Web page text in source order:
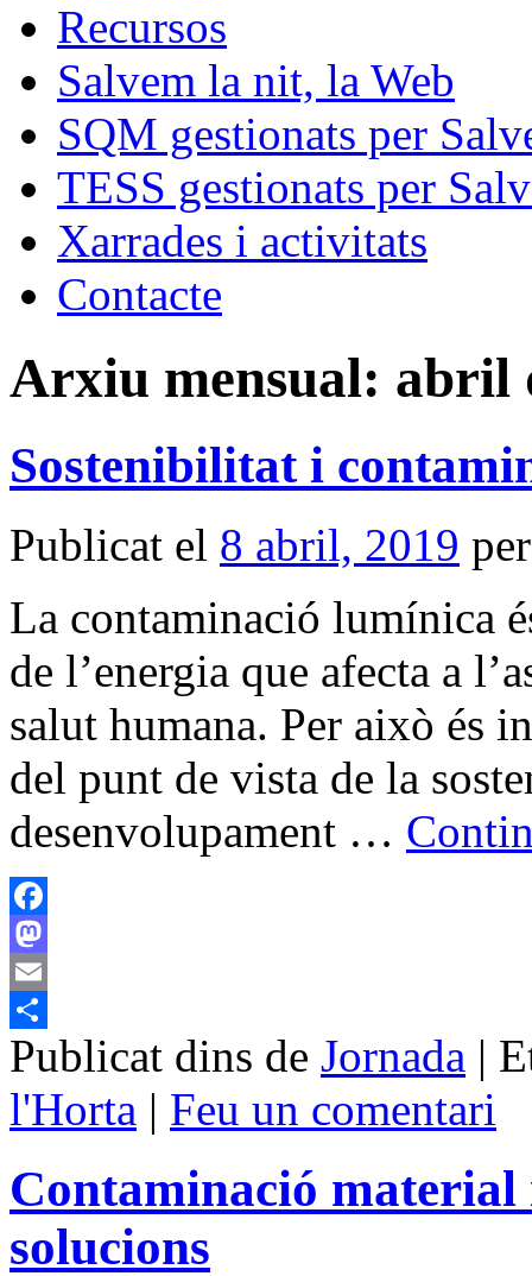
Recursos
Salvem la nit, la Web
SQM gestionats per
TESS gestionats per
Xarrades i activitats
Contacte
Arxiu mensual: abril
Sostenibilitat i
Publicat el 8 abril, 2019 per
La contaminació lumínica
de l’energia que afecta a
salut humana. Per això és
del punt de vista de la
desenvolupament …
Facebook
Mastodon
Email
Comparteix
Publicat dins de Jornada |
l'Horta | Feu un comentari
Contaminació
solucions